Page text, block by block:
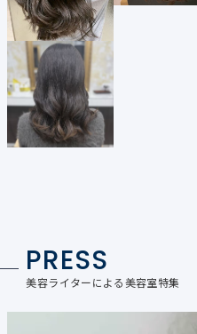
PRESS
美容ライターによる美容室特集